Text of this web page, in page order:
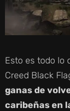
Esto es todo lo
Creed Black
ganas de
caribeñas en